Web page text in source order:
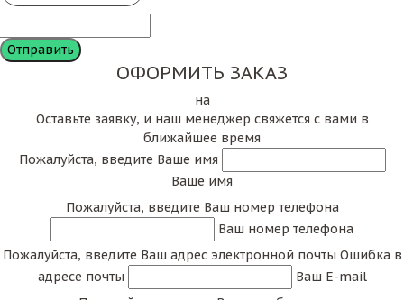
ОФОРМИТЬ ЗАКАЗ
на
Оставьте заявку, и наш менеджер свяжется с вами в
ближайшее время
Пожалуйста, введите Ваше имя
Ваше имя
Пожалуйста, введите Ваш номер телефона
Ваш номер телефона
Пожалуйста, введите Ваш адрес электронной почты Ошибка в
адресе почты
Ваш E-mail